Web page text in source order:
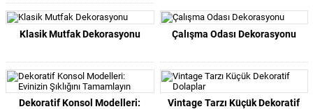
Klasik Mutfak Dekorasyonu Çalışma Odası Dekorasyonu
Dekoratif Konsol Modelleri:
Vintage Tarzı Küçük Dekoratif